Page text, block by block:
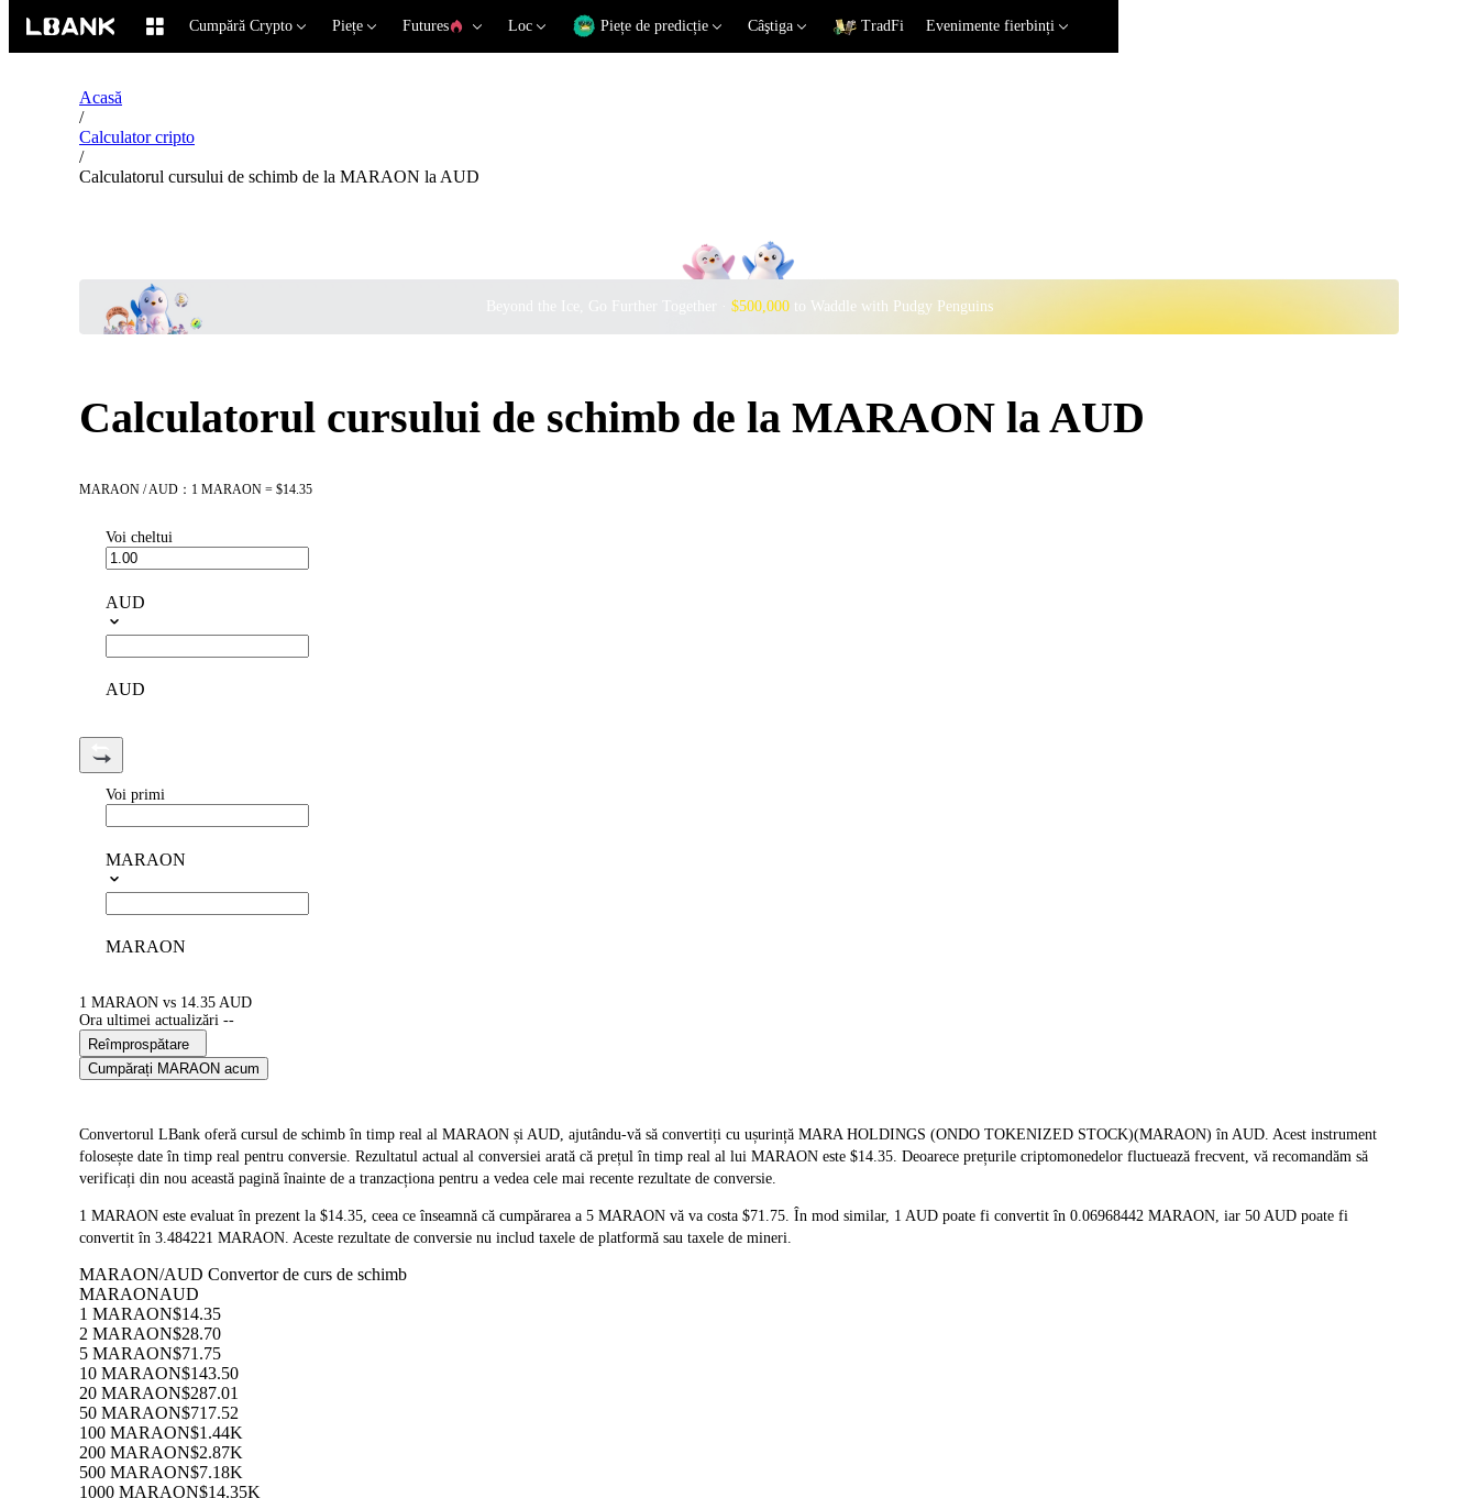
Cumpără Crypto Piețe Futures Loc Piețe de predicție Câştiga TradFi Evenimente fierbinți
Acasă
/
Calculator cripto
/
Calculatorul cursului de schimb de la MARAON la AUD
Beyond the Ice, Go Further Together · $500,000to Waddle with Pudgy Penguins
Calculatorul cursului de schimb de la MARAON la AUD
MARAON / AUD：1 MARAON = $14.35
Voi cheltui
AUD
AUD
Voi primi
MARAON
MARAON
1 MARAON vs 14.35 AUD
Ora ultimei actualizări --
Reîmprospătare
Cumpărați MARAON acum
Convertorul LBank oferă cursul de schimb în timp real al MARAON și AUD, ajutându-vă să convertiți cu ușurință MARA HOLDINGS (ONDO TOKENIZED STOCK)(MARAON) în AUD. Acest instrument
folosește date în timp real pentru conversie. Rezultatul actual al conversiei arată că prețul în timp real al lui MARAON este $14.35. Deoarece prețurile criptomonedelor fluctuează frecvent, vă recomandăm să
verificați din nou această pagină înainte de a tranzacționa pentru a vedea cele mai recente rezultate de conversie.
1 MARAON este evaluat în prezent la $14.35, ceea ce înseamnă că cumpărarea a 5 MARAON vă va costa $71.75. În mod similar, 1 AUD poate fi convertit în 0.06968442 MARAON, iar 50 AUD poate fi
convertit în 3.484221 MARAON. Aceste rezultate de conversie nu includ taxele de platformă sau taxele de mineri.
MARAON/AUD Convertor de curs de schimb
MARAONAUD
1 MARAON$14.35
2 MARAON$28.70
5 MARAON$71.75
10 MARAON$143.50
20 MARAON$287.01
50 MARAON$717.52
100 MARAON$1.44K
200 MARAON$2.87K
500 MARAON$7.18K
1000 MARAON$14.35K